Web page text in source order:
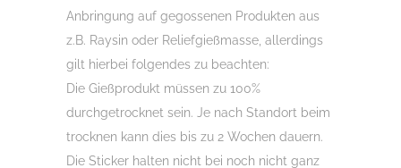
Anbringung auf gegossenen Produkten aus
z.B. Raysin oder Reliefgießmasse, allerdings
gilt hierbei folgendes zu beachten:
Die Gießprodukt müssen zu 100%
durchgetrocknet sein. Je nach Standort beim
trocknen kann dies bis zu 2 Wochen dauern.
Die Sticker halten nicht bei noch nicht ganz